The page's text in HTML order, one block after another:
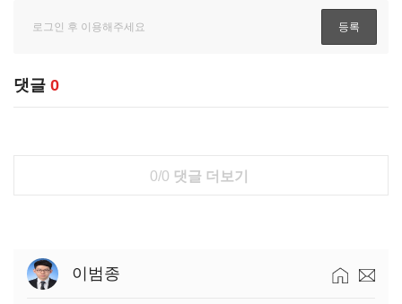
댓글 0
0/0 댓글 더보기
이범종